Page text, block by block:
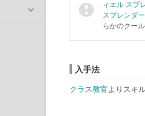
ィエル スプ
スプレンダ
らかのクー
入手法
クラス教官よりスキ